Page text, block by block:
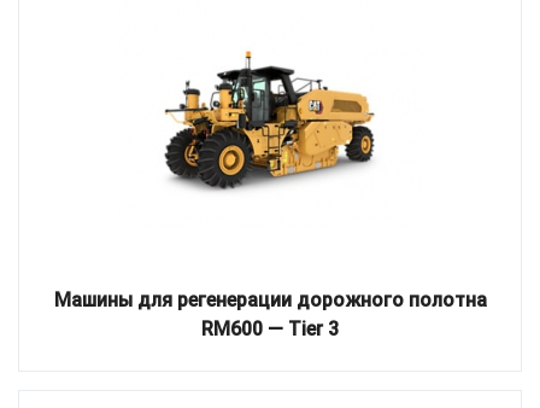
Машины для регенерации дорожного полотна
RM600 — Tier 3